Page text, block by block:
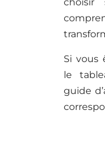
Si vous
le
guide